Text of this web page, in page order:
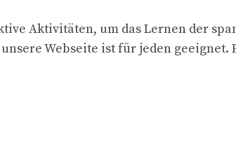
Aktivitäten, um das Lernen der
Webseite ist für jeden geeignet.